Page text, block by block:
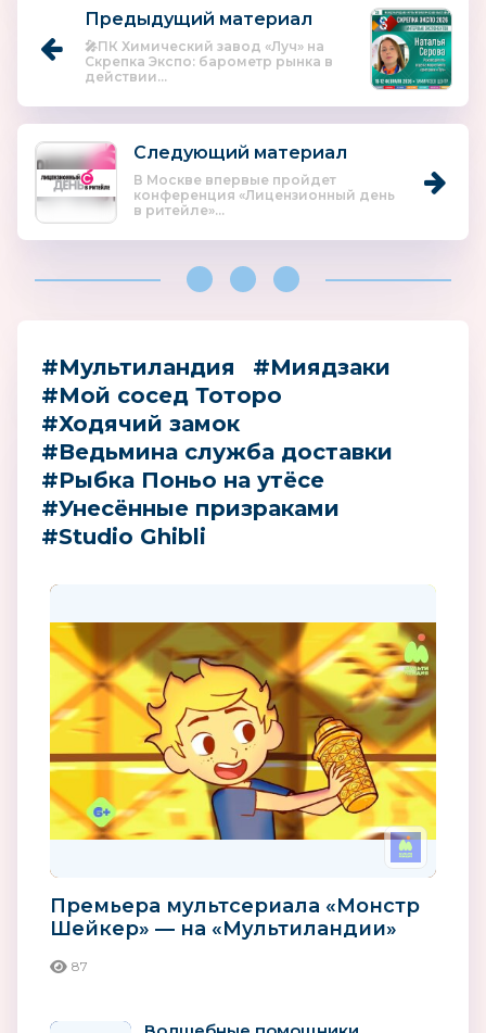
Предыдущий материал
🎤ПК Химический завод «Луч» на
Скрепка Экспо: барометр рынка в
действии...
Следующий материал
В Москве впервые пройдет
конференция «Лицензионный день
в ритейле»...
#Мультиландия
#Миядзаки
#Мой сосед Тоторо
#Ходячий замок
#Ведьмина служба доставки
#Рыбка Поньо на утёсе
#Унесённые призраками
#Studio Ghibli
Премьера мультсериала «Монстр
Шейкер» — на «Мультиландии»
87